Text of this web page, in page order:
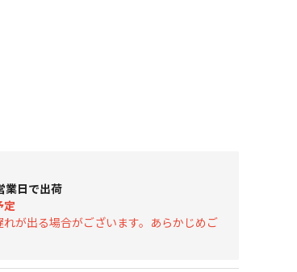
業日で出荷
定
が出る場合がございます。あらかじめご